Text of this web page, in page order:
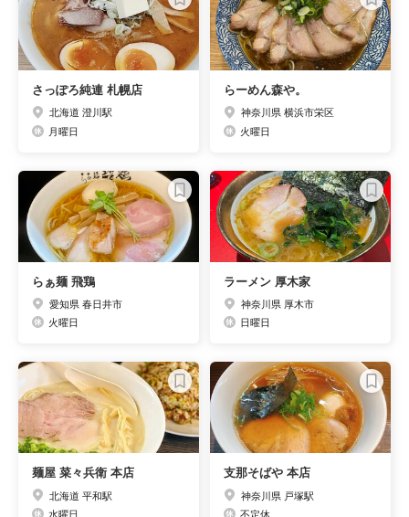
さっぽろ純連 札幌店
北海道 澄川駅
月曜日
らーめん森や。
神奈川県 横浜市栄区
火曜日
らぁ麺 飛鶏
愛知県 春日井市
火曜日
ラーメン 厚木家
神奈川県 厚木市
日曜日
麺屋 菜々兵衛 本店
北海道 平和駅
水曜日
支那そばや 本店
神奈川県 戸塚駅
不定休